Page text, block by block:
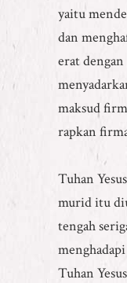
yaitu
dan
erat
maksud
rapkan
Tuhan
murid itu
tengah
Tuhan